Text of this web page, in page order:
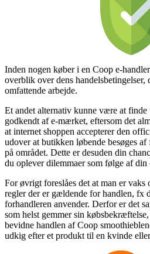
Inden nogen køber i en Coop e-
overblik over dens handelsbetingelser,
omfattende arbejde.
Et andet alternativ kunne være at finde
godkendt af e-mærket, eftersom det
at internet shoppen accepterer den
udover at butikken løbende besøges
på området. Dette er desuden din
du oplever dilemmaer som følge af din
For øvrigt foreslåes det at man er vaks
regler der er gældende for handlen, fx
forhandleren anvender. Derfor er det
som helst gemmer sin
bevidne handlen af Coop
udkig efter et produkt til en kvinde